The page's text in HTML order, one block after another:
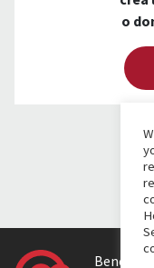
o
Benefici